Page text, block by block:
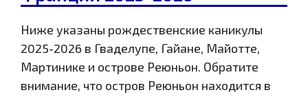
Ниже указаны рождественские каникулы
2025-2026 в Гваделупе, Гайане, Майотте,
Мартинике и острове Реюньон. Обратите
внимание, что остров Реюньон находится в